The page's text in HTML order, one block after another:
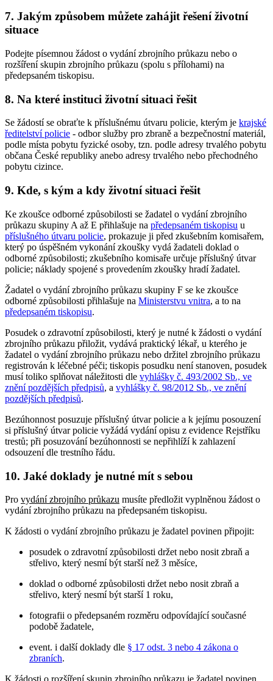
7. Jakým způsobem můžete zahájit řešení životní
situace
Podejte písemnou žádost o vydání zbrojního průkazu nebo o
rozšíření skupin zbrojního průkazu (spolu s přílohami) na
předepsaném tiskopisu.
8. Na které instituci životní situaci řešit
Se žádostí se obraťte k příslušnému útvaru policie, kterým je krajské
ředitelství policie - odbor služby pro zbraně a bezpečnostní materiál,
podle místa pobytu fyzické osoby, tzn. podle adresy trvalého pobytu
občana České republiky anebo adresy trvalého nebo přechodného
pobytu cizince.
9. Kde, s kým a kdy životní situaci řešit
Ke zkoušce odborné způsobilosti se žadatel o vydání zbrojního
průkazu skupiny A až E přihlašuje na předepsaném tiskopisu u
příslušného útvaru policie, prokazuje ji před zkušebním komisařem,
který po úspěšném vykonání zkoušky vydá žadateli doklad o
odborné způsobilosti; zkušebního komisaře určuje příslušný útvar
policie; náklady spojené s provedením zkoušky hradí žadatel.
Žadatel o vydání zbrojního průkazu skupiny F se ke zkoušce
odborné způsobilosti přihlašuje na Ministerstvu vnitra, a to na
předepsaném tiskopisu.
Posudek o zdravotní způsobilosti, který je nutné k žádosti o vydání
zbrojního průkazu přiložit, vydává praktický lékař, u kterého je
žadatel o vydání zbrojního průkazu nebo držitel zbrojního průkazu
registrován k léčebné péči; tiskopis posudku není stanoven, posudek
musí toliko splňovat náležitosti dle vyhlášky č. 493/2002 Sb., ve
znění pozdějších předpisů, a vyhlášky č. 98/2012 Sb., ve znění
pozdějších předpisů.
Bezúhonnost posuzuje příslušný útvar policie a k jejímu posouzení
si příslušný útvar policie vyžádá vydání opisu z evidence Rejstříku
trestů; při posuzování bezúhonnosti se nepřihlíží k zahlazení
odsouzení dle trestního řádu.
10. Jaké doklady je nutné mít s sebou
Pro vydání zbrojního průkazu musíte předložit vyplněnou žádost o
vydání zbrojního průkazu na předepsaném tiskopisu.
K žádosti o vydání zbrojního průkazu je žadatel povinen připojit:
posudek o zdravotní způsobilosti držet nebo nosit zbraň a
střelivo, který nesmí být starší než 3 měsíce,
doklad o odborné způsobilosti držet nebo nosit zbraň a
střelivo, který nesmí být starší 1 roku,
fotografii o předepsaném rozměru odpovídající současné
podobě žadatele,
event. i další doklady dle § 17 odst. 3 nebo 4 zákona o
zbraních.